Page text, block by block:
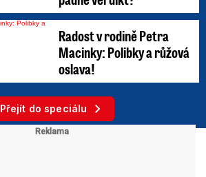
Radost v rodině Petra
Macinky: Polibky a růžová
oslava!
Přejít do speciálu